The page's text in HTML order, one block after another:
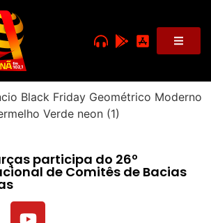
participa do 26º
de Comitês de Bacias